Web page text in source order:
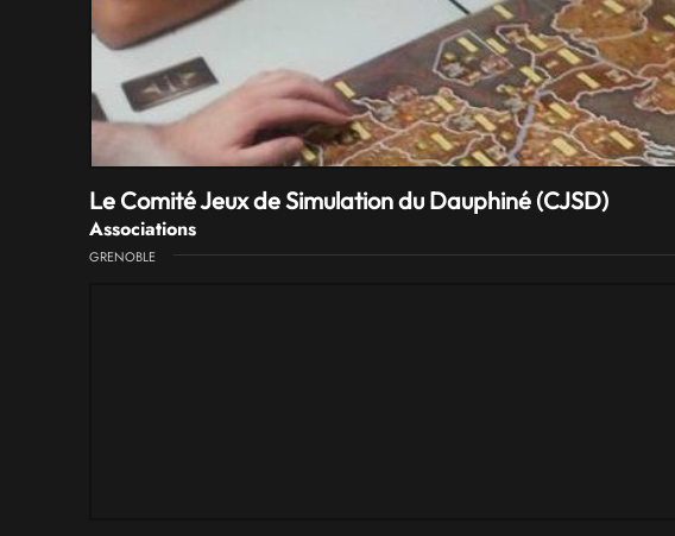
Le Comité Jeux de Simulation du Dauphiné (CJSD)
Associations
GRENOBLE